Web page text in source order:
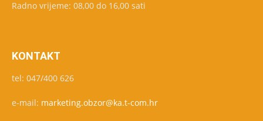
Radno vrijeme: 08,00 do 16,00 sati
KONTAKT
tel: 047/400 626
e-mail: marketing.obzor@ka.t-com.hr